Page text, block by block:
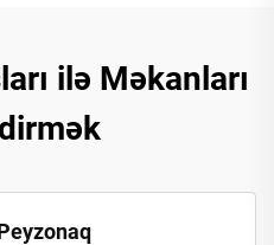
ilə Məkanları